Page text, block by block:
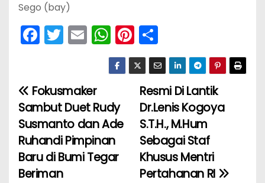
Sego (bay)
F
e
b
o
o
k
T
er
E
l
W
h
a
A
p
p
Pi
nt
er
e
st
h
ar
e
N
a
v
i
Resmi Di Lantik
Dr.Lenis Kogoya
S.T.H., M.Hum
Sebagai Staf
Khusus Mentri
Pertahanan RI
Fokusmaker
Sambut Duet Rudy
Susmanto dan Ade
Ruhandi Pimpinan
Baru di Bumi Tegar
Beriman